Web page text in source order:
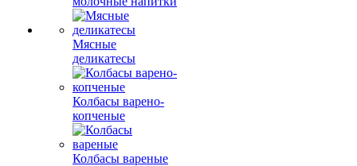
Мясные
деликатесы
Колбасы варено-
копченые
Колбасы вареные